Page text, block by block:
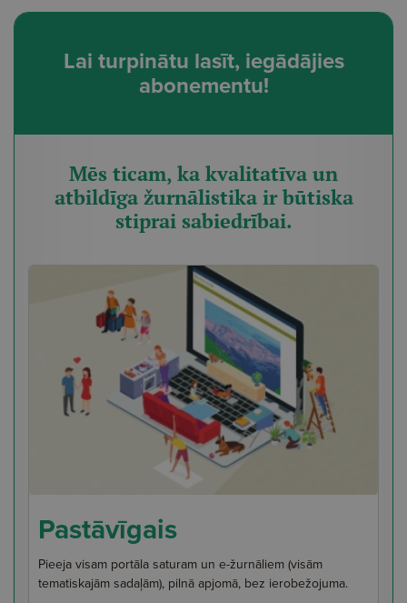
Lai turpinātu lasīt, iegādājies
abonementu!
Mēs ticam, ka kvalitatīva un
atbildīga žurnālistika ir būtiska
stiprai sabiedrībai.
Pastāvīgais
Pieeja visam portāla saturam un e-žurnāliem (visām
tematiskajām sadaļām), pilnā apjomā, bez ierobežojuma.